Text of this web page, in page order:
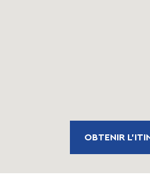
OBTENIR